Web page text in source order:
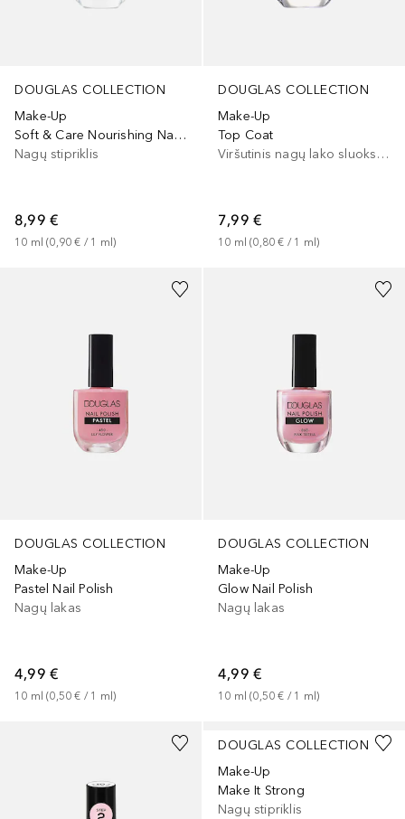
DOUGLAS COLLECTION
Make-Up
Soft & Care Nourishing Nail Strengthener
Nagų stipriklis
8,99 €
10 ml (0,90 € / 1 ml)
DOUGLAS COLLECTION
Make-Up
Top Coat
Viršutinis nagų lako sluoksnis
7,99 €
10 ml (0,80 € / 1 ml)
DOUGLAS COLLECTION
Make-Up
Pastel Nail Polish
Nagų lakas
4,99 €
10 ml (0,50 € / 1 ml)
DOUGLAS COLLECTION
Make-Up
Glow Nail Polish
Nagų lakas
4,99 €
10 ml (0,50 € / 1 ml)
DOUGLAS COLLECTION
Make-Up
Make It Strong
Nagų stipriklis